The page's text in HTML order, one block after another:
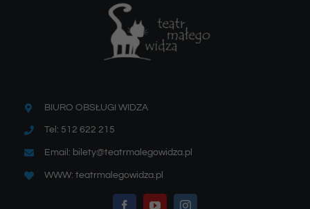
BIURO OBSŁUGI WIDZA
Tel: 512 622 215
Email: bilety@teatrmalegowidza.pl
WWW: teatrmalegowidza.pl